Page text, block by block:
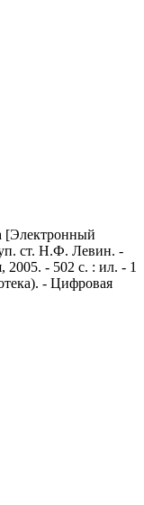
[Электронный
ст. Н.Ф. Левин. -
2005. - 502 с. : ил. - 1
- Цифровая